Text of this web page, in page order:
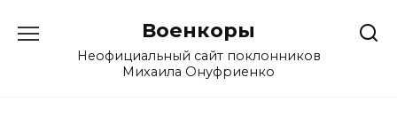
содержанию
Военкоры
Неофициальный сайт поклонников
Михаила Онуфриенко